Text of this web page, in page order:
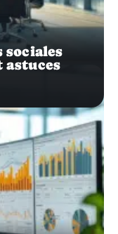
sociales
astuces